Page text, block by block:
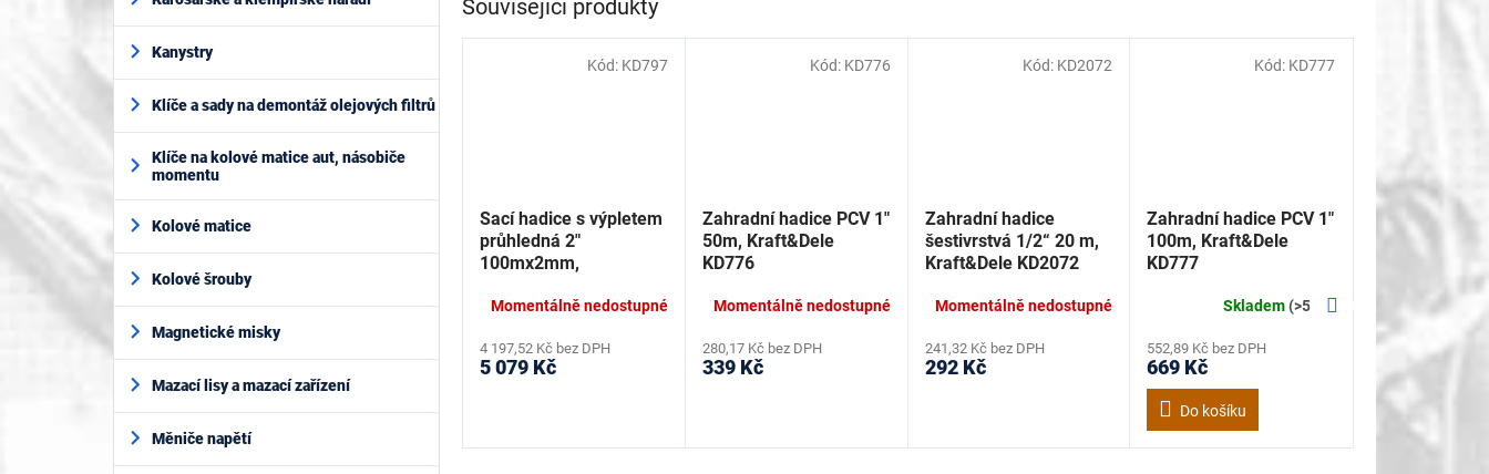
Kanystry
Klíče a sady na demontáž olejových filtrů
Klíče na kolové matice aut, násobiče
momentu
Kolové matice
Kolové šrouby
Magnetické misky
Mazací lisy a mazací zařízení
Měniče napětí
Související produkty
Sací hadice s výpletem
průhledná 2"
100mx2mm,
Momentálně nedostupné
4 197,52 Kč bez DPH
5 079 Kč
Kód: KD797
Zahradní hadice PCV 1"
50m, Kraft&Dele
KD776
Momentálně nedostupné
280,17 Kč bez DPH
339 Kč
Kód: KD776
Zahradní hadice
šestivrstvá 1/2“ 20 m,
Kraft&Dele KD2072
Momentálně nedostupné
241,32 Kč bez DPH
292 Kč
Kód: KD2072
Zahradní hadice PCV 1"
100m, Kraft&Dele
KD777
Skladem(>5 ks)
552,89 Kč bez DPH
669 Kč
Do košíku
Kód: KD777
produkt